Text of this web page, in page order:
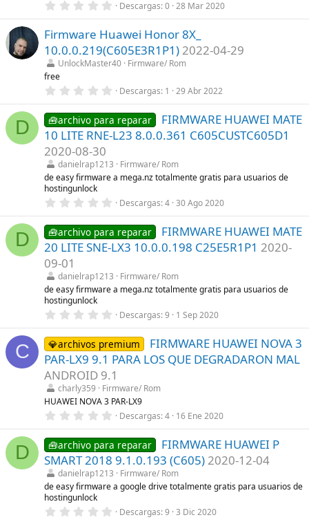
l
(
s
)
0
0
0
e
s
t
l
a
(
s
)
Descargas 0 28 Mar 2020
Firmware Huawei Honor 8X_
10.0.0.219(C605E3R1P1) 2022-04-29
UnlockMaster40 Firmware/ Rom
free
0
0
0
e
s
e
l
s
)
Descargas 1 29 Abr 2022
D 🧰archivo para reparar
FIRMWARE HUAWEI MATE
10 LITE RNE-L23 8.0.0.361 C605CUSTC605D1
2020-08-30
danielrap1213
Firmware/ Rom
de easy firmware a mega.nz totalmente gratis para usuarios de
hostingunlock
0
0
0
e
s
e
l
s
)
Descargas 4 30 Ago 2020
D 🧰archivo para reparar
FIRMWARE HUAWEI MATE
20 LITE SNE-LX3 10.0.0.198 C25E5R1P1 2020-
09-01
danielrap1213
Firmware/ Rom
de easy firmware a mega.nz totalmente gratis para usuarios de
hostingunlock
0
0
0
e
s
t
r
e
l
a
(
s
)
Descargas 9 1 Sep 2020
C 💎archivos premium
FIRMWARE HUAWEI NOVA 3
PAR-LX9 9.1 PARA LOS QUE DEGRADARON MAL
ANDROID 9.1
charly359
Firmware/ Rom
HUAWEI NOVA 3 PAR-LX9
0
0
0
e
s
t
r
e
Descargas 4 16 Ene 2020
D 🧰archivo para reparar
FIRMWARE HUAWEI P
SMART 2018 9.1.0.193 (C605) 2020-12-04
danielrap1213
Firmware/ Rom
de easy firmware a google drive totalmente gratis para usuarios de
hostingunlock
0 Descargas 9 3 Dic 2020